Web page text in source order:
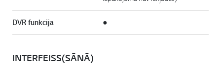
DVR funkcija ●
INTERFEISS(SĀNĀ)